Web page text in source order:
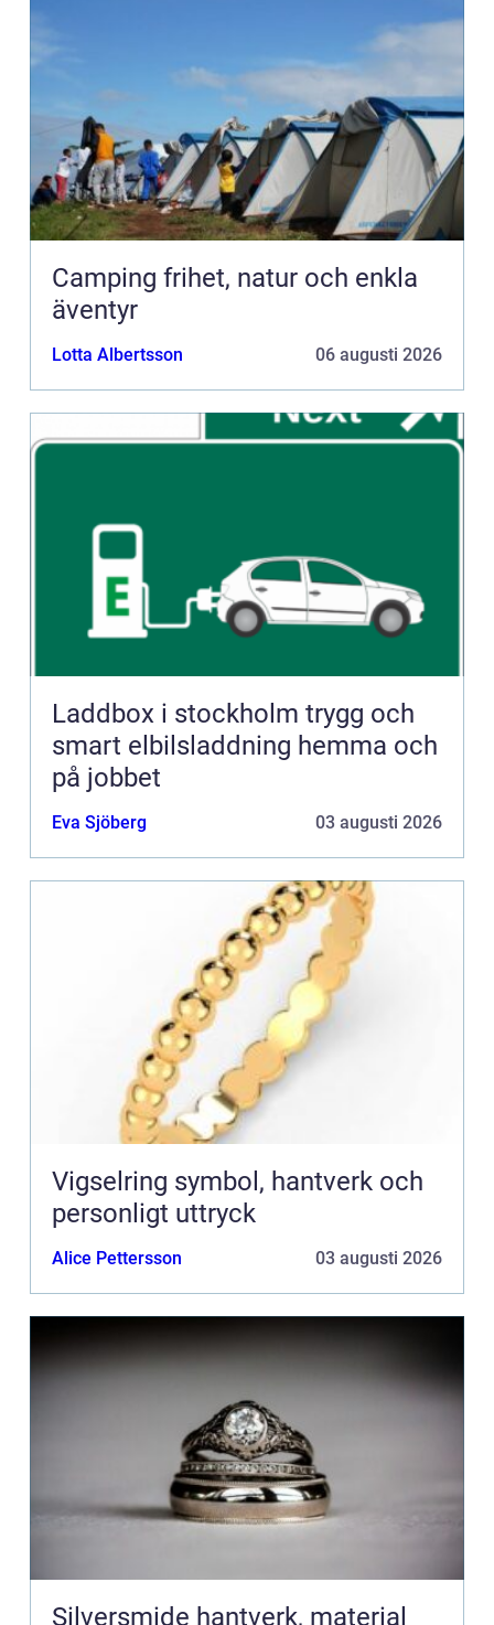
Camping frihet, natur och enkla
äventyr
Lotta Albertsson 06 augusti 2026
Laddbox i stockholm trygg och
smart elbilsladdning hemma och
på jobbet
Eva Sjöberg 03 augusti 2026
Vigselring symbol, hantverk och
personligt uttryck
Alice Pettersson 03 augusti 2026
Silversmide hantverk, material